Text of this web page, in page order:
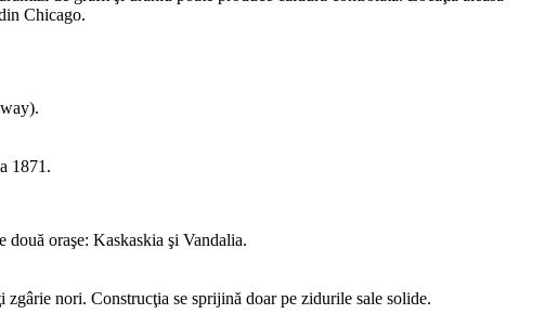
Chicago.
1871.
oraşe: Kaskaskia şi Vandalia.
nori. Construcţia se sprijină doar pe zidurile sale solide.